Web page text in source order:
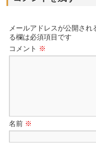
メールアドレスが公開され
る欄は必須項目です
コメント ※
名前 ※